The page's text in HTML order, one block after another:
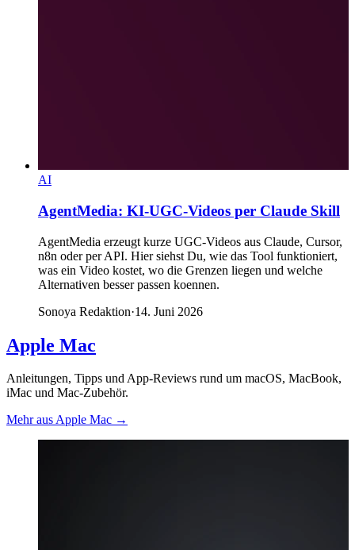
AI
AgentMedia: KI-UGC-Videos per Claude Skill
AgentMedia erzeugt kurze UGC-Videos aus Claude, Cursor,
n8n oder per API. Hier siehst Du, wie das Tool funktioniert,
was ein Video kostet, wo die Grenzen liegen und welche
Alternativen besser passen koennen.
Sonoya Redaktion·14. Juni 2026
Apple Mac
Anleitungen, Tipps und App-Reviews rund um macOS, MacBook,
iMac und Mac-Zubehör.
Mehr aus Apple Mac →